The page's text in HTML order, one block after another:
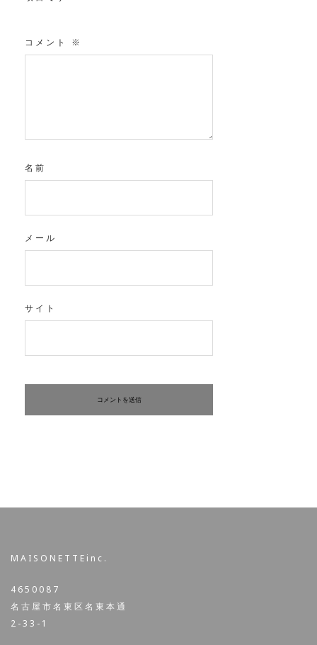
コメント ※
名前
メール
サイト
MAISONETTEinc.
4650087
名古屋市名東区名東本通
2-33-1